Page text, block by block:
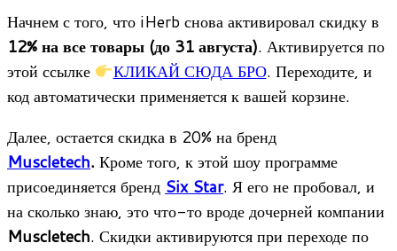
Начнем с того, что iHerb снова активировал скидку в
12% на все товары (до 31 августа). Активируется по
этой ссылке
КЛИКАЙ СЮДА БРО. Переходите, и
код автоматически применяется к вашей корзине.
Далее, остается скидка в 20% на бренд
Muscletech. Кроме того, к этой шоу программе
присоединяется бренд Six Star. Я его не пробовал, и
на сколько знаю, это что-то вроде дочерней компании
Muscletech. Скидки активируются при переходе по